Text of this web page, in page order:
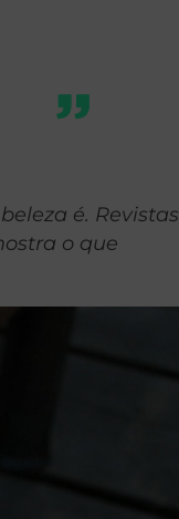
é. Revistas
o que